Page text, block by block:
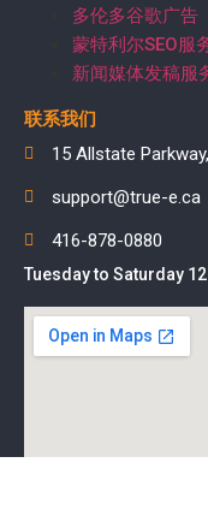
多伦多谷歌广告
蒙特利尔SEO服
新闻媒体发稿服
联系我们
15 Allstate
support@true-e.ca
416-878-0880
Tuesday to Saturday